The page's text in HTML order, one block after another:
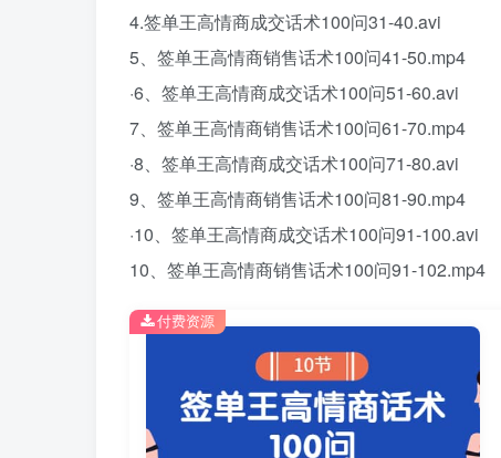
4.签单王高情商成交话术100问31-40.avi
5、签单王高情商销售话术100问41-50.mp4
·6、签单王高情商成交话术100问51-60.avi
7、签单王高情商销售话术100问61-70.mp4
·8、签单王高情商成交话术100问71-80.avi
9、签单王高情商销售话术100问81-90.mp4
·10、签单王高情商成交话术100问91-100.avi
10、签单王高情商销售话术100问91-102.mp4
付费资源